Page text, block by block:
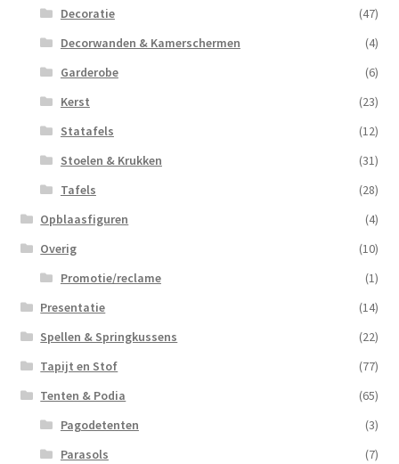
Decoratie
(47)
Decorwanden & Kamerschermen
(4)
Garderobe
(6)
Kerst
(23)
Statafels
(12)
Stoelen & Krukken
(31)
Tafels
(28)
Opblaasfiguren
(4)
Overig
(10)
Promotie/reclame
(1)
Presentatie
(14)
Spellen & Springkussens
(22)
Tapijt en Stof
(77)
Tenten & Podia
(65)
Pagodetenten
(3)
Parasols
(7)